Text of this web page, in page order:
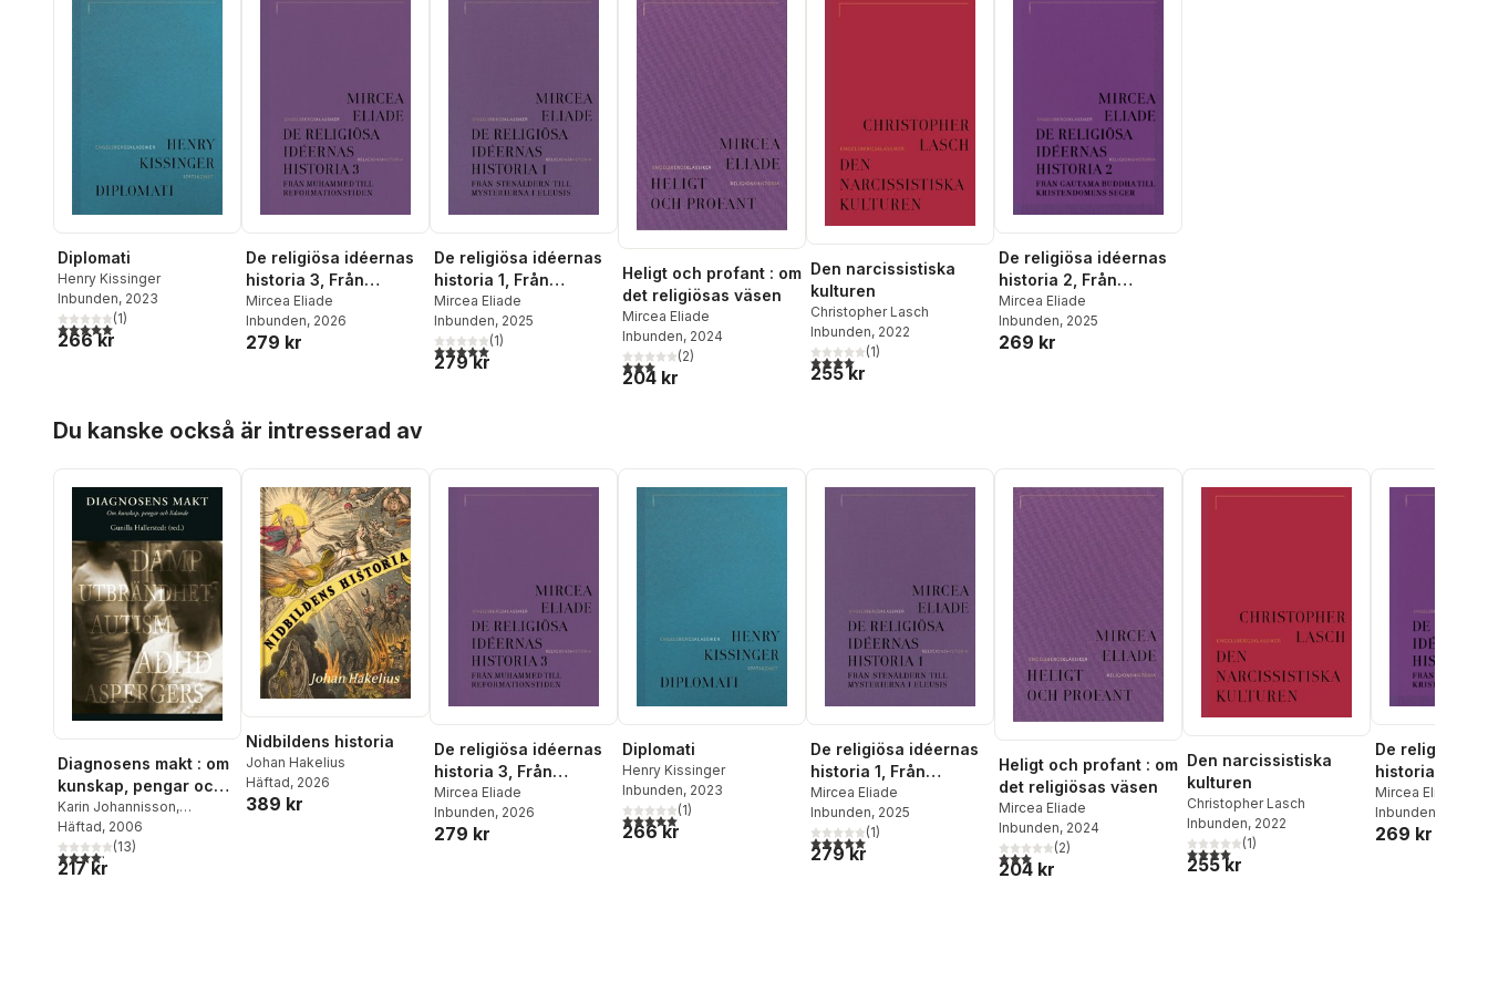
Diplomati
Henry Kissinger
Inbunden, 2023
5,0utav 5 stjärnor. Totalt antal röster:
(1)
266 kr
De religiösa idéernas
historia 3, Från
Muhammed till
reformationstiden
Mircea Eliade
Inbunden, 2026
279 kr
De religiösa idéernas
historia 1, Från
stenåldern till
mysterierna i Eleusis
Mircea Eliade
Inbunden, 2025
5,0utav 5 stjärnor. Totalt antal röster:
(1)
279 kr
Heligt och profant : om
det religiösas väsen
Mircea Eliade
Inbunden, 2024
3,0utav 5 stjärnor. Totalt antal röster:
(2)
204 kr
Den narcissistiska
kulturen
Christopher Lasch
Inbunden, 2022
4,0utav 5 stjärnor. Totalt antal röster:
(1)
255 kr
De religiösa idéernas
historia 2, Från
Gautama Buddha till
kristendomens seger
Mircea Eliade
Inbunden, 2025
269 kr
Du kanske också är intresserad av
Diagnosens makt : om
kunskap, pengar och
lidande
Karin Johannisson,
Sigmund Soback
Kärfve,Thomas Brante
Aant Elzinga
Häftad, 2006
4,2utav 5 stjärnor. Totalt antal röster:
(13)
217 kr
Nidbildens historia
Johan Hakelius
Häftad, 2026
389 kr
De religiösa idéernas
historia 3, Från
Muhammed till
reformationstiden
Mircea Eliade
Inbunden, 2026
279 kr
Diplomati
Henry Kissinger
Inbunden, 2023
5,0utav 5 stjärnor. Totalt antal röster:
(1)
266 kr
De religiösa idéernas
historia 1, Från
stenåldern till
mysterierna i Eleusis
Mircea Eliade
Inbunden, 2025
5,0utav 5 stjärnor. Totalt antal röster:
(1)
279 kr
Heligt och profant : om
det religiösas väsen
Mircea Eliade
Inbunden, 2024
3,0utav 5 stjärnor. Totalt antal röster:
(2)
204 kr
Den narcissistiska
kulturen
Christopher Lasch
Inbunden, 2022
4,0utav 5 stjärnor. Totalt antal röster:
(1)
255 kr
De religiösa
historia 2,
Gautama
Mircea Eliade
Inbunden
269 kr